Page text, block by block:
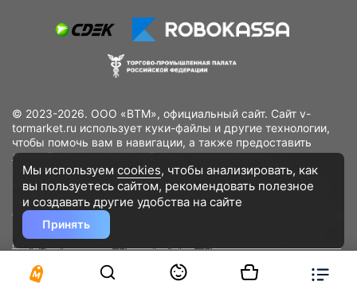
© 2023-2026. ООО «ВТМ», официальный сайт. Сайт v-
tormarket.ru использует куки-файлы и другие технологии,
чтобы помочь вам в навигации, а также предоставить
лучший пользовательский опыт, анализировать
использование наших продуктов и услуг, повысить
качество рекламных и маркетинговых активностей. Если
Вы не хотите, чтобы Ваши пользовательские данные
обрабатывались, пожалуйста, ограничьте их использование
в своём браузере.
конфиденциальности
Разработано DST Global
Мы используем cookies, чтобы анализировать, как
вы пользуетесь сайтом, рекомендовать полезное
и создавать другие удобства на сайте
Принять